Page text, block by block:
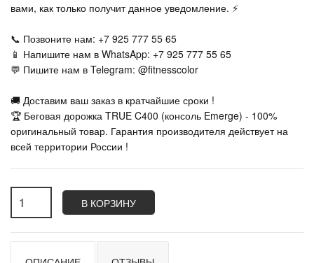
вами, как только получит данное уведомление. ⚡
📞 Позвоните нам: +7 925 777 55 65
📱 Напишите нам в WhatsApp: +7 925 777 55 65
💬 Пишите нам в Telegram: @fitnesscolor
🚚 Доставим ваш заказ в кратчайшие сроки !
🏆 Беговая дорожка TRUE C400 (консоль Emerge) - 100%
оригинальный товар. Гарантия производителя действует на
всей территории России !
В КОРЗИНУ